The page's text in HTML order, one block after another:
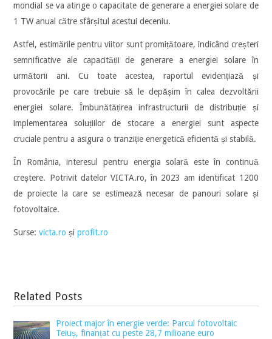
mondial se va atinge o capacitate de generare a energiei solare de
1 TW anual către sfârșitul acestui deceniu.
Astfel, estimările pentru viitor sunt promițătoare, indicând creșteri
semnificative ale capacității de generare a energiei solare în
următorii ani. Cu toate acestea, raportul evidențiază și
provocările pe care trebuie să le depășim în calea dezvoltării
energiei solare. Îmbunătățirea infrastructurii de distribuție și
implementarea soluțiilor de stocare a energiei sunt aspecte
cruciale pentru a asigura o tranziție energetică eficientă și stabilă.
În România, interesul pentru energia solară este în continuă
creștere. Potrivit datelor VICTA.ro, în 2023 am identificat 1200
de proiecte la care se estimează necesar de panouri solare și
fotovoltaice.
Surse:victa.ro șiprofit.ro
Related Posts
Proiect major în energie verde: Parcul fotovoltaic
Teiuș, finanțat cu peste 28,7 milioane euro